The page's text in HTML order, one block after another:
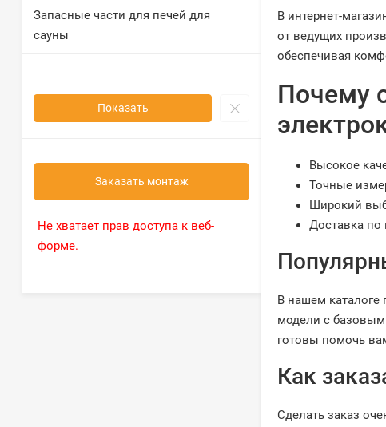
Запасные части для печей для
сауны
Показать
Заказать монтаж
Не хватает прав доступа к веб-
форме.
В интернет-
от ведущих
обеспечивая
Почему
Высокое
Точные
Широкий
Доставка по
В нашем каталоге
модели с
готовы помочь
Как
Сделать заказ